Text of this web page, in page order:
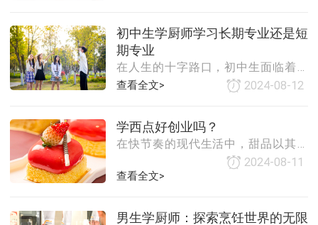
的提高和消费观念的转变，西点烘焙
产品已不再是奢侈品
握，更是一种生活态度的体现，是创
造美好、传递幸福的过程。一、细腻
入微的观察力女生天生具备细腻入微
的观察力，这种特质在西点制作中尤
一步操作的严谨，都需要制作者具备
高度的专注与细心
初中生学厨师学习长期专业还是短
期专业
在人生的十字路口，初中生面临着诸
多选择，其中之一便是未来的职业道
习厨师专业无疑是一个既实际又充满
挑战的决定。然而，在踏入这一领域
之前，一个关键问题摆在他们面前：
是选择长期专业学习还是短期专业培
2024-08-12
查看全文>
学西点好创业吗？
在快节奏的现代生活中，甜品以其独
特的魅力成为了许多人日常的小确
幸。西点，作为甜品界的一颗璀璨明
一个充满机遇与挑战的创业领域。那
2024-08-11
查看全文>
男生学厨师：探索烹饪世界的无限